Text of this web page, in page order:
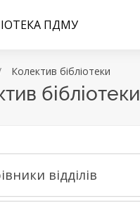
ПДМУ
Колектив бібліотеки
бібліотеки
відділів